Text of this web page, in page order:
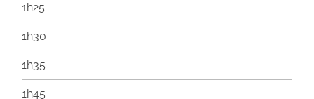
1h25
1h30
1h35
1h45